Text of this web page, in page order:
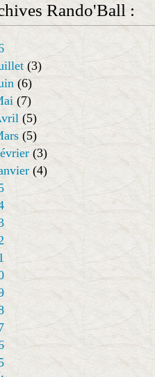
Rando'Ball :
(3)
(6)
(7)
(5)
(5)
(3)
(4)